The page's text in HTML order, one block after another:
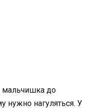
до
нужно нагуляться. У